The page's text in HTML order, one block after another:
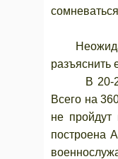
разъяснить
В 20-25
Всего на
не
построена